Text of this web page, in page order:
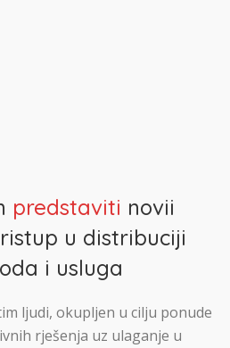
predstaviti novii
u distribuciji
i usluga
ljudi, okupljen u cilju ponude
rješenja uz ulaganje u